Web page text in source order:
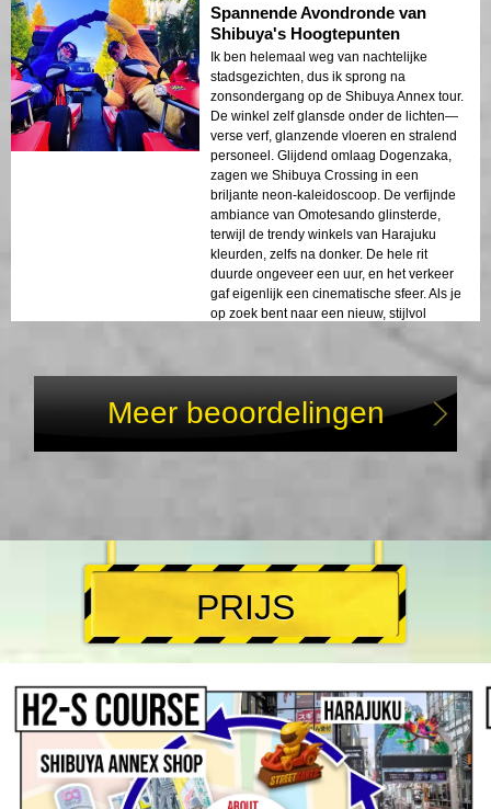
wilt, is dit een rockster keuze!
Spannende Avondronde van
Shibuya's Hoogtepunten
Ik ben helemaal weg van nachtelijke
stadsgezichten, dus ik sprong na
zonsondergang op de Shibuya Annex tour.
De winkel zelf glansde onder de lichten—
verse verf, glanzende vloeren en stralend
personeel. Glijdend omlaag Dogenzaka,
zagen we Shibuya Crossing in een
briljante neon-kaleidoscoop. De verfijnde
ambiance van Omotesando glinsterde,
terwijl de trendy winkels van Harajuku
kleurden, zelfs na donker. De hele rit
duurde ongeveer een uur, en het verkeer
gaf eigenlijk een cinematische sfeer. Als je
op zoek bent naar een nieuw, stijlvol
Meer beoordelingen
PRIJS